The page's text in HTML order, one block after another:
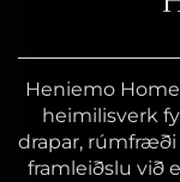
Heniemo
heimilisverk
drapar, rúmfræði
framleiðslu við